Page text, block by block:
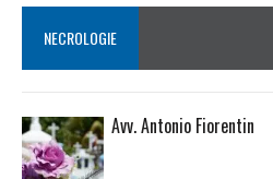
NECROLOGIE
Avv. Antonio Fiorentin